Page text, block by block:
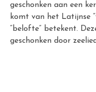
geschonken aan een
komt van het Latijnse
“belofte” betekent.
geschonken door